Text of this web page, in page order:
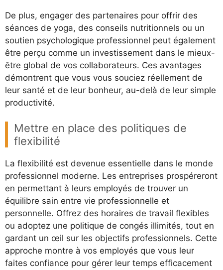
De plus, engager des partenaires pour offrir des
séances de yoga, des conseils nutritionnels ou un
soutien psychologique professionnel peut également
être perçu comme un investissement dans le mieux-
être global de vos collaborateurs. Ces avantages
démontrent que vous vous souciez réellement de
leur santé et de leur bonheur, au-delà de leur simple
productivité.
Mettre en place des politiques de
flexibilité
La flexibilité est devenue essentielle dans le monde
professionnel moderne. Les entreprises prospéreront
en permettant à leurs employés de trouver un
équilibre sain entre vie professionnelle et
personnelle. Offrez des horaires de travail flexibles
ou adoptez une politique de congés illimités, tout en
gardant un œil sur les objectifs professionnels. Cette
approche montre à vos employés que vous leur
faites confiance pour gérer leur temps efficacement